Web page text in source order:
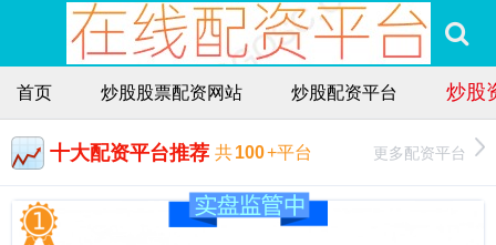
首页 炒股股票配资网站 炒股配资平台 炒股
十大配资平台推荐 共100+平台 更多配资平台